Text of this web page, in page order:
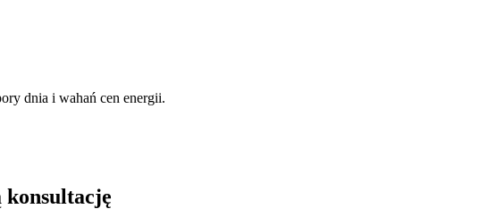
dnia i wahań cen energii.
konsultację